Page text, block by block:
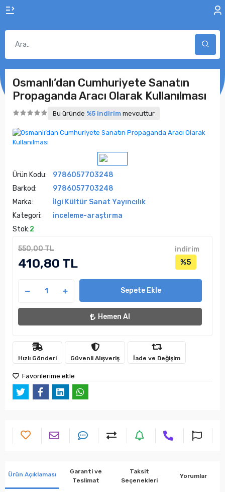
Osmanlı’dan Cumhuriyete Sanatın
Propaganda Aracı Olarak Kullanılması
Bu üründe %5 indirim mevcuttur
Ürün Kodu:
9786057703248
Barkod:
9786057703248
Marka:
İlgi Kültür Sanat Yayıncılık
Kategori:
inceleme-araştırma
Stok:2
550,00 TL
410,80 TL
indirim
%5
Sepete Ekle
Hemen Al
Hızlı Gönderi Güvenli Alışveriş İade ve Değişim
Favorilerime ekle
Ürün Açıklaması
Garanti ve
Teslimat
Taksit
Seçenekleri
Yorumlar